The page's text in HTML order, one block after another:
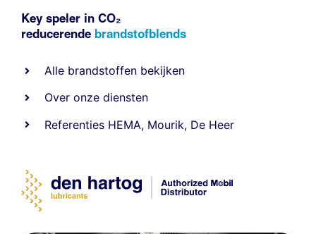
Key speler in CO₂
reducerende brandstofblends
Alle brandstoffen bekijken
Over onze diensten
Referenties HEMA, Mourik, De Heer